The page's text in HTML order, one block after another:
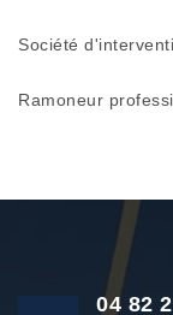
Société
Ramoneur
04 82